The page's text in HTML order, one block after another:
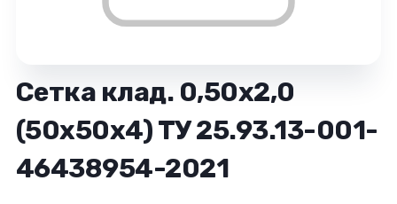
Сетка клад. 0,50х2,0
(50х50х4) ТУ 25.93.13-001-
46438954-2021